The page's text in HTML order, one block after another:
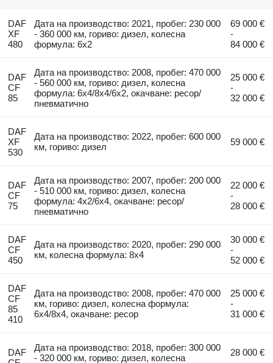
DAF
XF
480
Дата на производство: 2021, пробег: 230 000
- 360 000 км, гориво: дизел, колесна
формула: 6x2
69 000 €
-
84 000 €
DAF
CF
85
Дата на производство: 2008, пробег: 470 000
- 560 000 км, гориво: дизел, колесна
формула: 6x4/8x4/6x2, окачване: ресор/
пневматично
25 000 €
-
32 000 €
DAF
XF
530
Дата на производство: 2022, пробег: 600 000
км, гориво: дизел
59 000 €
DAF
CF
75
Дата на производство: 2007, пробег: 200 000
- 510 000 км, гориво: дизел, колесна
формула: 4x2/6x4, окачване: ресор/
пневматично
22 000 €
-
28 000 €
DAF
CF
450
Дата на производство: 2020, пробег: 290 000
км, колесна формула: 8x4
30 000 €
-
52 000 €
DAF
CF
85
410
Дата на производство: 2008, пробег: 470 000
км, гориво: дизел, колесна формула:
6x4/8x4, окачване: ресор
25 000 €
-
31 000 €
DAF
Дата на производство: 2018, пробег: 300 000
- 320 000 км, гориво: дизел, колесна
28 000 €